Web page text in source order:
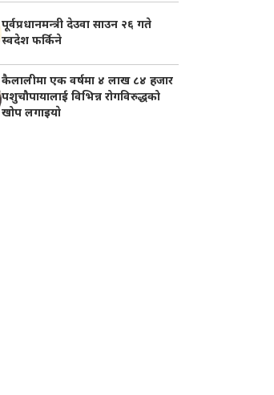
पूर्वप्रधानमन्त्री देउवा साउन २६ गते
स्वदेश फर्किने
कैलालीमा एक वर्षमा ४ लाख ८४ हजार
पशुचौपायालाई विभिन्न रोगविरुद्धको
खोप लगाइयाे